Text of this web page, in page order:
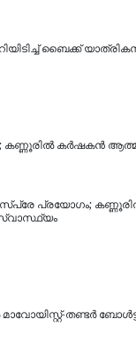
ബൈക്ക് യാത്രികൻ
കണ്ണൂരിൽ കർഷകൻ
പ്രയോഗം;
തണ്ടർ